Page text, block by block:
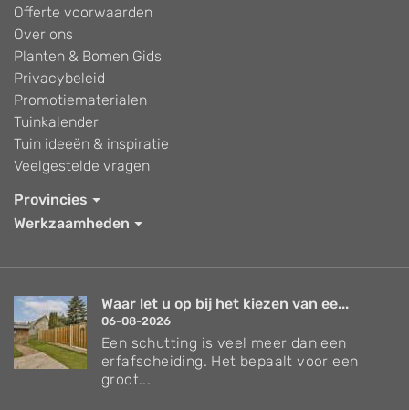
Offerte voorwaarden
Over ons
Planten & Bomen Gids
Privacybeleid
Promotiematerialen
Tuinkalender
Tuin ideeën & inspiratie
Veelgestelde vragen
Provincies
Werkzaamheden
Waar let u op bij het kiezen van ee...
06-08-2026
Een schutting is veel meer dan een
erfafscheiding. Het bepaalt voor een
groot...